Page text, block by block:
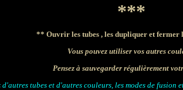
***
** Ouvrir les tubes , les dupliquer et fermer
Vous pouvez utiliser vos autres
Pensez à sauvegarder régulièrement
tubes et d'autres couleurs, les modes de fusion